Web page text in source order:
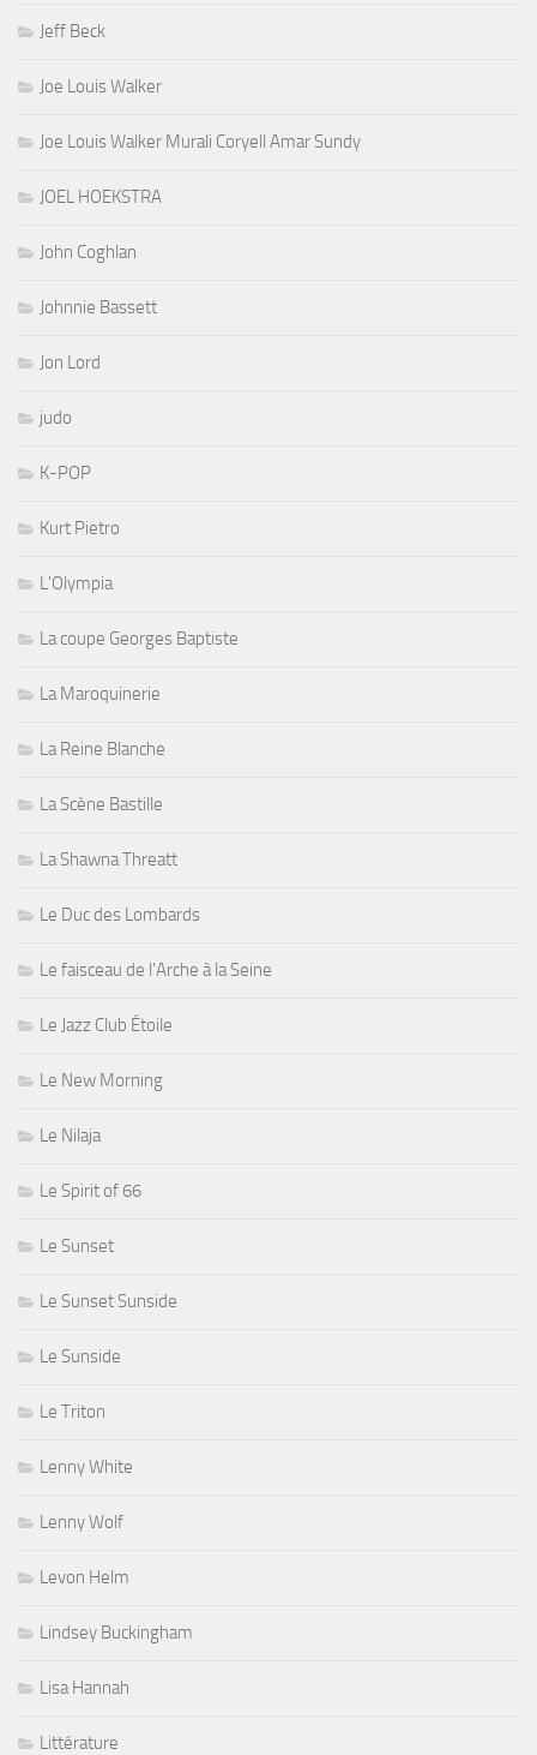
Jeff Beck
Joe Louis Walker
Joe Louis Walker Murali Coryell Amar Sundy
JOEL HOEKSTRA
John Coghlan
Johnnie Bassett
Jon Lord
judo
K-POP
Kurt Pietro
L'Olympia
La coupe Georges Baptiste
La Maroquinerie
La Reine Blanche
La Scène Bastille
La Shawna Threatt
Le Duc des Lombards
Le faisceau de l'Arche à la Seine
Le Jazz Club Étoile
Le New Morning
Le Nilaja
Le Spirit of 66
Le Sunset
Le Sunset Sunside
Le Sunside
Le Triton
Lenny White
Lenny Wolf
Levon Helm
Lindsey Buckingham
Lisa Hannah
Littérature